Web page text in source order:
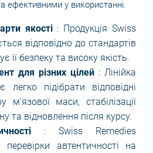
ефективними у використанні.
якості : Продукція Swiss
відповідно до стандартів
її безпеку та високу якість.
для різних цілей : Лінійка
легко підібрати відповідні
м'язової маси, стабілізації
та відновлення після курсу.
: Swiss Remedies
автентичності на